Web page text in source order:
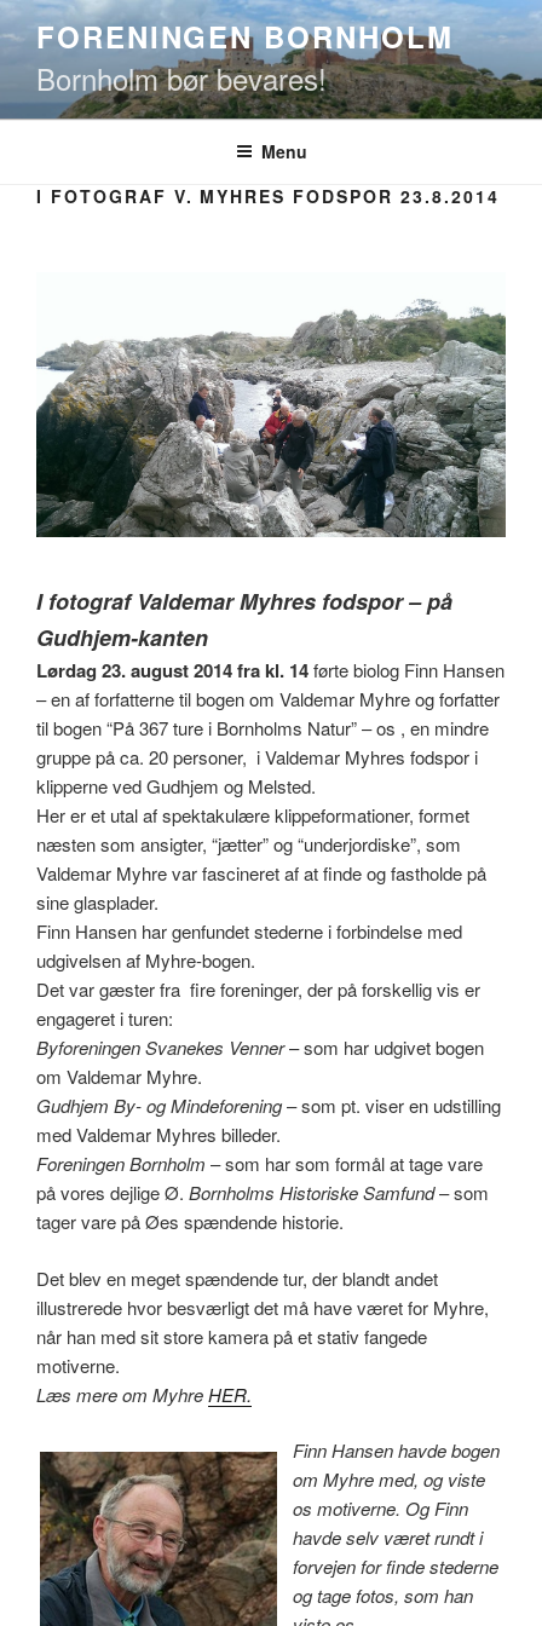
Videre
til
indhold
FORENINGEN BORNHOLM
Bornholm bør bevares!
Menu
I FOTOGRAF V. MYHRES FODSPOR 23.8.2014
I fotograf Valdemar Myhres fodspor – på
Gudhjem-kanten
Lørdag 23. august 2014 fra kl. 14førte biolog Finn Hansen
– en af forfatterne til bogen om Valdemar Myhre og forfatter
til bogen “På 367 ture i Bornholms Natur” – os , en mindre
gruppe på ca. 20 personer, i Valdemar Myhres fodspor i
klipperne ved Gudhjem og Melsted.
Her er et utal af spektakulære klippeformationer, formet
næsten som ansigter, “jætter” og “underjordiske”, som
Valdemar Myhre var fascineret af at finde og fastholde på
sine glasplader.
Finn Hansen har genfundet stederne i forbindelse med
udgivelsen af Myhre-bogen.
Det var gæster fra fire foreninger, der på forskellig vis er
engageret i turen:
Byforeningen Svanekes Venner– som har udgivet bogen
om Valdemar Myhre.
Gudhjem By- og Mindeforening– som pt. viser en udstilling
med Valdemar Myhres billeder.
Foreningen Bornholm – som har som formål at tage vare
på vores dejlige Ø. Bornholms Historiske Samfund– som
tager vare på Øes spændende historie.
Det blev en meget spændende tur, der blandt andet
illustrerede hvor besværligt det må have været for Myhre,
når han med sit store kamera på et stativ fangede
motiverne.
Læs mere om MyhreHER.
Finn Hansen havde bogen
om Myhre med, og viste
os motiverne. Og Finn
havde selv været rundt i
forvejen for finde stederne
og tage fotos, som han